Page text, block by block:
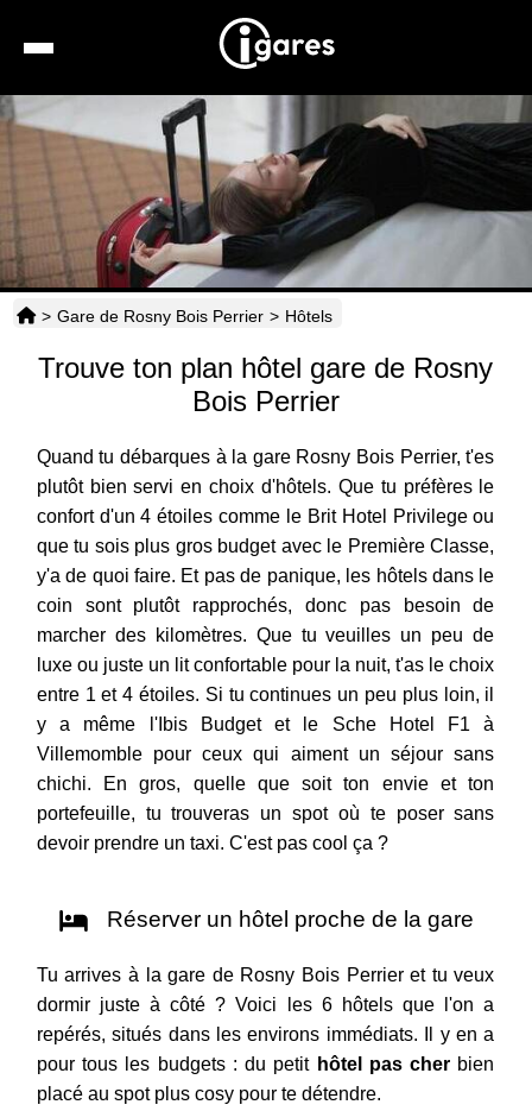
Location de voiture
Hôtels
Taxis
Horaires
> Gare de Rosny Bois Perrier > Hôtels
Trouve ton plan hôtel gare de Rosny
Bois Perrier
Quand tu débarques à la gare Rosny Bois Perrier, t'es
plutôt bien servi en choix d'hôtels. Que tu préfères le
confort d'un 4 étoiles comme le Brit Hotel Privilege ou
que tu sois plus gros budget avec le Première Classe,
y'a de quoi faire. Et pas de panique, les hôtels dans le
coin sont plutôt rapprochés, donc pas besoin de
marcher des kilomètres. Que tu veuilles un peu de
luxe ou juste un lit confortable pour la nuit, t'as le choix
entre 1 et 4 étoiles. Si tu continues un peu plus loin, il
y a même l'Ibis Budget et le Sche Hotel F1 à
Villemomble pour ceux qui aiment un séjour sans
chichi. En gros, quelle que soit ton envie et ton
portefeuille, tu trouveras un spot où te poser sans
devoir prendre un taxi. C'est pas cool ça ?
Réserver un hôtel proche de la gare
Tu arrives à la gare de Rosny Bois Perrier et tu veux
dormir juste à côté ? Voici les 6 hôtels que l'on a
repérés, situés dans les environs immédiats. Il y en a
pour tous les budgets : du petit hôtel pas cher bien
placé au spot plus cosy pour te détendre.